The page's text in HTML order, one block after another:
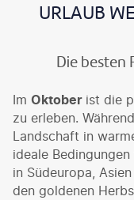
URLAUB
Die besten
Im Oktober ist die
zu erleben.
Landschaft in
ideale
in Südeuropa,
den goldenen